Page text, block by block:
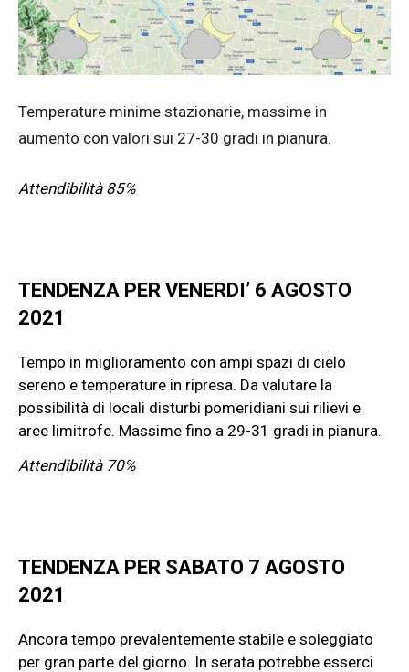
Temperature minime stazionarie, massime in
aumento con valori sui 27-30 gradi in pianura.
Attendibilità 85%
TENDENZA PER VENERDI’ 6 AGOSTO
2021
Tempo in miglioramento con ampi spazi di cielo
sereno e temperature in ripresa. Da valutare la
possibilità di locali disturbi pomeridiani sui rilievi e
aree limitrofe. Massime fino a 29-31 gradi in pianura.
Attendibilità 70%
TENDENZA PER SABATO 7 AGOSTO
2021
Ancora tempo prevalentemente stabile e soleggiato
per gran parte del giorno. In serata potrebbe esserci